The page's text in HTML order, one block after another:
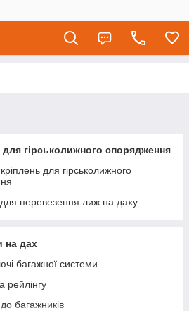
для гірськолижного спорядження
для гірськолижного
перевезення лиж на даху
на дах
багажної системи
рейлінгу
багажників